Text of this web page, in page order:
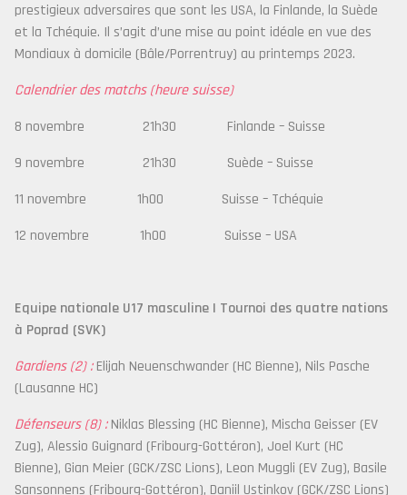
prestigieux adversaires que sont les USA, la Finlande, la Suède
et la Tchéquie. Il s’agit d’une mise au point idéale en vue des
Mondiaux à domicile (Bâle/Porrentruy) au printemps 2023.
Calendrier des matchs (heure suisse)
8 novembre 21h30 Finlande – Suisse
9 novembre 21h30 Suède – Suisse
11 novembre 1h00 Suisse – Tchéquie
12 novembre 1h00 Suisse – USA
Equipe nationale U17 masculine | Tournoi des quatre nations
à Poprad (SVK)
Gardiens (2) :Elijah Neuenschwander (HC Bienne), Nils Pasche
(Lausanne HC)
Défenseurs (8) :Niklas Blessing (HC Bienne), Mischa Geisser (EV
Zug), Alessio Guignard (Fribourg-Gottéron), Joel Kurt (HC
Bienne), Gian Meier (GCK/ZSC Lions), Leon Muggli (EV Zug), Basile
Sansonnens (Fribourg-Gottéron), Daniil Ustinkov (GCK/ZSC Lions)